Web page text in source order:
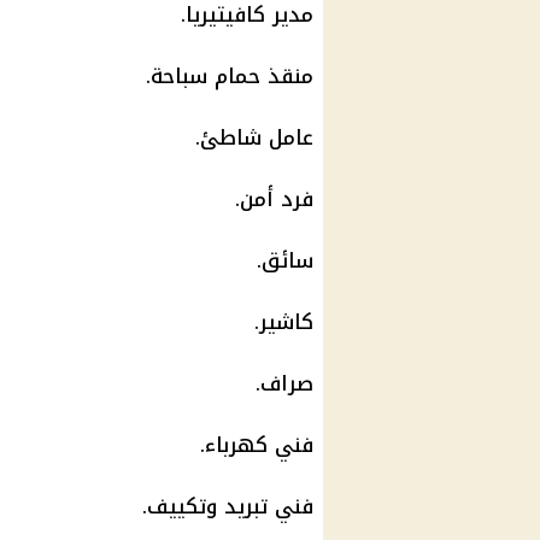
مدير كافيتيريا.
منقذ حمام سباحة.
عامل شاطئ.
فرد أمن.
سائق.
كاشير.
صراف.
فني كهرباء.
فني تبريد وتكييف.